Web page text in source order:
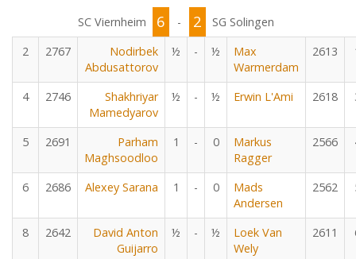
SC Viernheim 6 - 2
SG Solingen
2
2767
Nodirbek
Abdusattorov
½ - ½
Max
Warmerdam
2613
4 2746
Shakhriyar
Mamedyarov
½ - ½ Erwin L'Ami 2618
5 2691
Parham
Maghsoodloo
1 - 0
Markus
Ragger
2566
6 2686 Alexey Sarana 1 - 0
Mads
Andersen
2562
8 2642
David Anton
Guijarro
½ - ½
Loek Van
Wely
2611